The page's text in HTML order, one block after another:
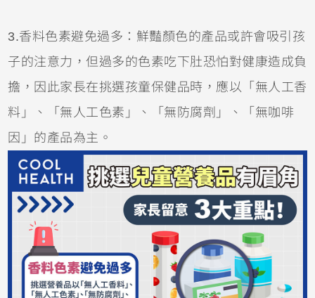
3.香料色素避免過多：鮮豔顏色的產品或許會吸引孩
子的注意力，但過多的色素吃下肚恐怕對健康造成負
擔，因此家長在挑選孩童保健品時，應以「無人工香
料」、「無人工色素」、「無防腐劑」、「無咖啡
因」的產品為主。